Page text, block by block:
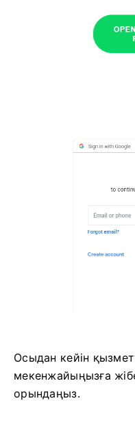
Осыдан кейін
мекенжайыңызға
орындаңыз.